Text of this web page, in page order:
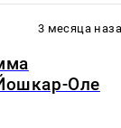
3 месяца
Оле